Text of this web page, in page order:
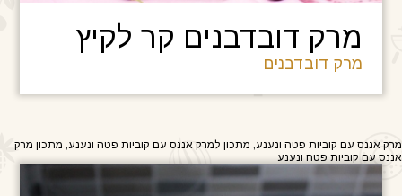
מרק דובדבנים קר לקיץ
מרק דובדבנים
מרק אננס עם קוביות פטה ונענע, מתכון למרק אננס עם קוביות פטה ונענע, מתכון מרק
אננס עם קוביות פטה ונענע